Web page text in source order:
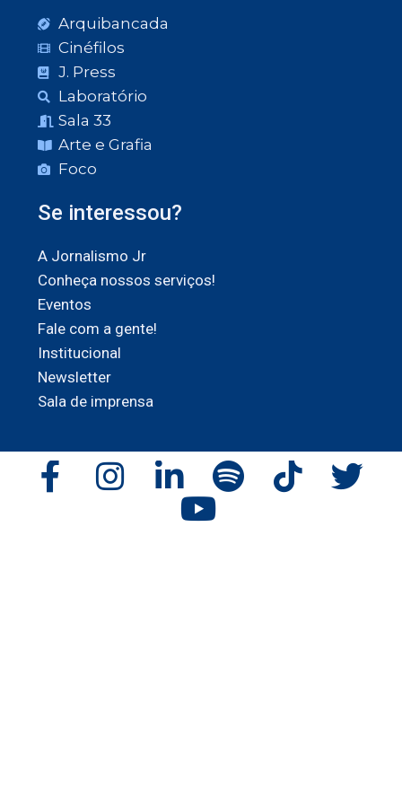
Arquibancada
Cinéfilos
J. Press
Laboratório
Sala 33
Arte e Grafia
Foco
Se interessou?
A Jornalismo Jr
Conheça nossos serviços!
Eventos
Fale com a gente!
Institucional
Newsletter
Sala de imprensa